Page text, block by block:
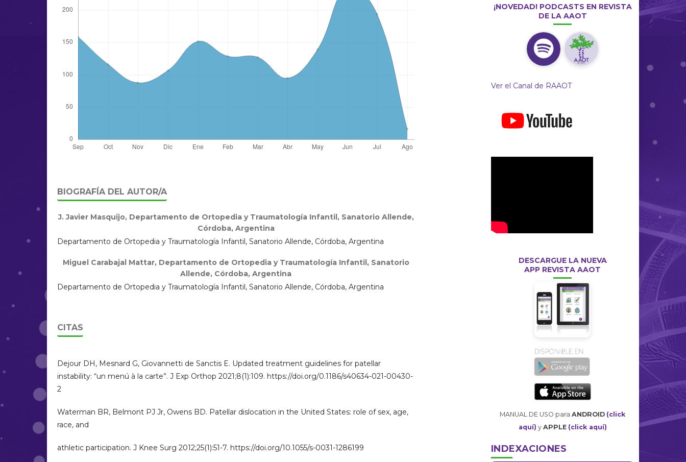
BIOGRAFÍA DEL AUTOR/A
J. Javier Masquijo, Departamento de Ortopedia y Traumatología Infantil, Sanatorio Allende,
Córdoba, Argentina
Departamento de Ortopedia y Traumatología Infantil, Sanatorio Allende, Córdoba, Argentina
Miguel Carabajal Mattar, Departamento de Ortopedia y Traumatología Infantil, Sanatorio
Allende, Córdoba, Argentina
Departamento de Ortopedia y Traumatología Infantil, Sanatorio Allende, Córdoba, Argentina
CITAS
Dejour DH, Mesnard G, Giovannetti de Sanctis E. Updated treatment guidelines for patellar
instability: “un menú à la carte”. J Exp Orthop 2021;8(1):109. https://doi.org/0.1186/s40634-021-00430-
2
Waterman BR, Belmont PJ Jr, Owens BD. Patellar dislocation in the United States: role of sex, age,
race, and
athletic participation. J Knee Surg 2012;25(1):51-7. https://doi.org/10.1055/s-0031-1286199
¡NOVEDAD! PODCASTS EN REVISTA
DE LA AAOT
Ver el Canal de RAAOT
DESCARGUE LA NUEVA
APP REVISTA AAOT
MANUAL DE USO para ANDROID (click
aquí) y APPLE (click aquí)
INDEXACIONES